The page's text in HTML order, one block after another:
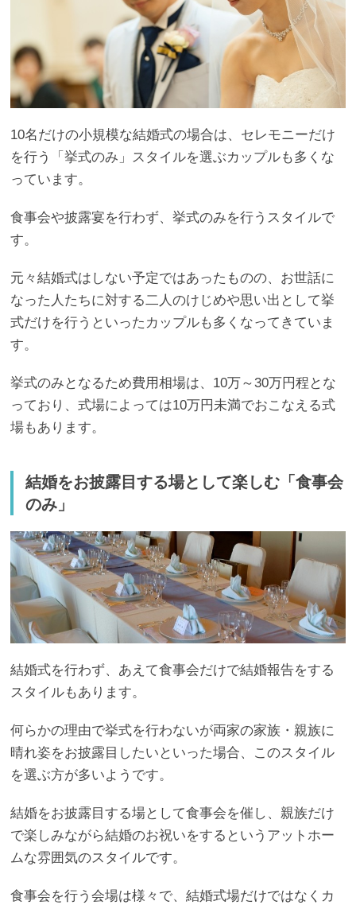
10名だけの小規模な結婚式の場合は、セレモニーだけ
を行う「挙式のみ」スタイルを選ぶカップルも多くな
っています。
食事会や披露宴を行わず、挙式のみを行うスタイルで
す。
元々結婚式はしない予定ではあったものの、お世話に
なった人たちに対する二人のけじめや思い出として挙
式だけを行うといったカップルも多くなってきていま
す。
挙式のみとなるため費用相場は、10万～30万円程とな
っており、式場によっては10万円未満でおこなえる式
場もあります。
結婚をお披露目する場として楽しむ「食事会
のみ」
結婚式を行わず、あえて食事会だけで結婚報告をする
スタイルもあります。
何らかの理由で挙式を行わないが両家の家族・親族に
晴れ姿をお披露目したいといった場合、このスタイル
を選ぶ方が多いようです。
結婚をお披露目する場として食事会を催し、親族だけ
で楽しみながら結婚のお祝いをするというアットホー
ムな雰囲気のスタイルです。
食事会を行う会場は様々で、結婚式場だけではなくカ